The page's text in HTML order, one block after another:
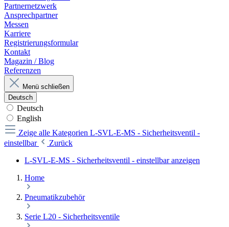
Partnernetzwerk
Ansprechpartner
Messen
Karriere
Registrierungsformular
Kontakt
Magazin / Blog
Referenzen
Menü schließen
Deutsch
Deutsch
English
Zeige alle Kategorien L-SVL-E-MS - Sicherheitsventil -
einstellbar
Zurück
L-SVL-E-MS - Sicherheitsventil - einstellbar anzeigen
Home
Pneumatikzubehör
Serie L20 - Sicherheitsventile